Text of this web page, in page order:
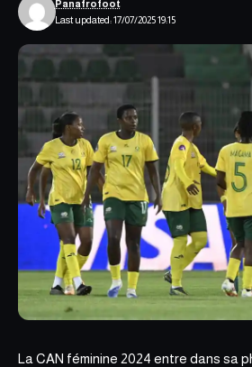
Last updated: 17/07/2025 19:15
Panafrofoot
La CAN féminine 2024 entre dans sa